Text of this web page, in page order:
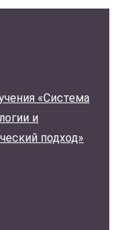
«Система
и
подход»